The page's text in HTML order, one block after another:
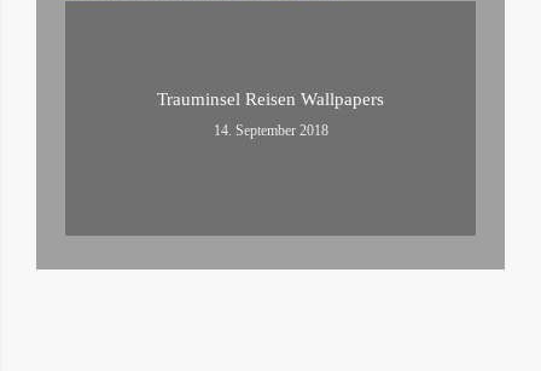
Trauminsel Reisen Wallpapers
14. September 2018